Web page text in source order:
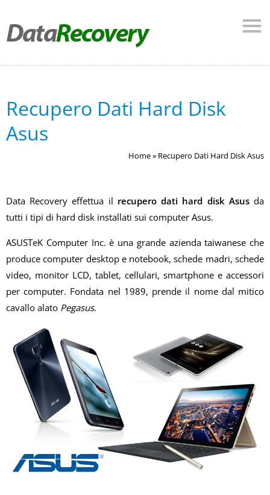
Recupero Dati Hard Disk
Asus
Home» Recupero Dati Hard Disk Asus
Data Recovery effettua il recupero dati hard disk Asusda
tutti i tipi di hard disk installati sui computer Asus.
ASUSTeK Computer Inc. è una grande azienda taiwanese che
produce computer desktop e notebook, schede madri, schede
video, monitor LCD, tablet, cellulari, smartphone e accessori
per computer. Fondata nel 1989, prende il nome dal mitico
cavallo alato Pegasus.